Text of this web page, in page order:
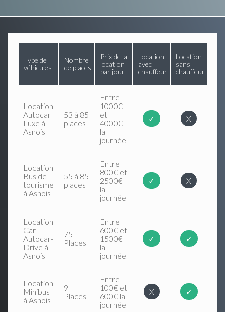
Type de
véhicules
Nombre
de places
Prix de la
location
par jour
Location
avec
chauffeur
Location
sans
chauffeur
Location
Autocar
Luxe à
Asnois
53 à 85
places
Entre
1000€
et
4000€
la
journée
✓ X
Location
Bus de
tourisme
à Asnois
55 à 85
places
Entre
800€ et
2500€
la
journée
✓ X
Location
Car
Autocar-
Drive à
Asnois
75
Places
Entre
600€ et
1500€
la
journée
✓ ✓
Location
Minibus
à Asnois
9
Places
Entre
100€ et
600€ la
journée
X ✓